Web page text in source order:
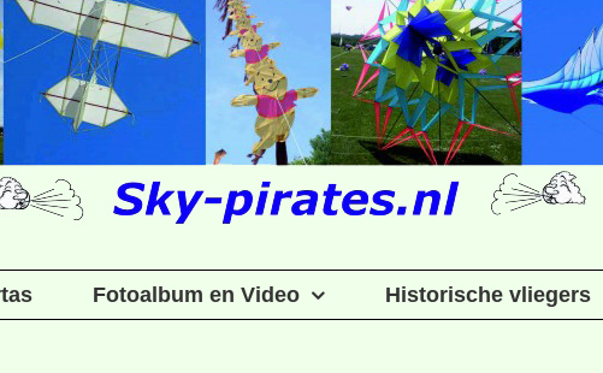
Fotoalbum en Video Historische vliegers